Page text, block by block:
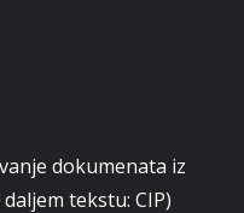
dokumenata iz
tekstu: CIP)